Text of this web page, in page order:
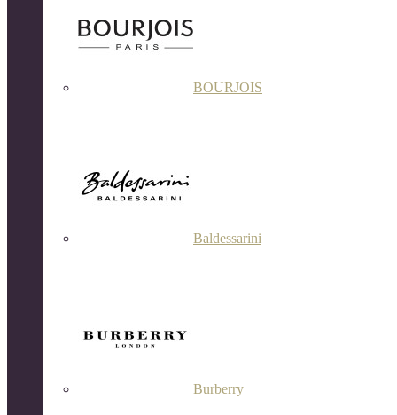
BOURJOIS
Baldessarini
Burberry